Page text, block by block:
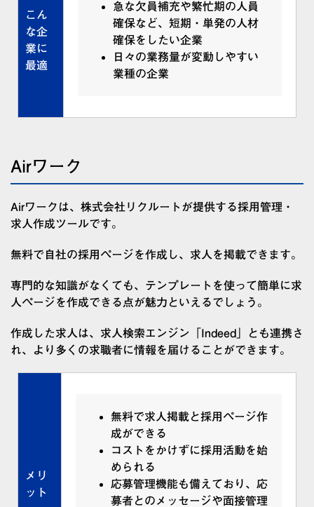
こん
な企
業に
最適
急な欠員補充や繁忙期の人員
確保など、短期・単発の人材
確保をしたい企業
日々の業務量が変動しやすい
業種の企業
Airワーク
Airワークは、株式会社リクルートが提供する採用管理・
求人作成ツールです。
無料で自社の採用ページを作成し、求人を掲載できます。
専門的な知識がなくても、テンプレートを使って簡単に求
人ページを作成できる点が魅力といえるでしょう。
作成した求人は、求人検索エンジン「Indeed」とも連携さ
れ、より多くの求職者に情報を届けることができます。
メリ
ット
無料で求人掲載と採用ページ作
成ができる
コストをかけずに採用活動を始
められる
応募管理機能も備えており、応
募者とのメッセージや面接管理